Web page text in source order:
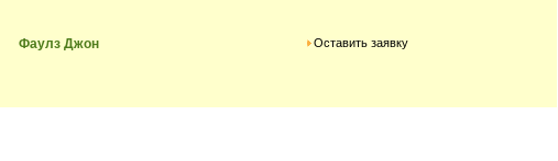
Фаулз Джон Оставить заявку